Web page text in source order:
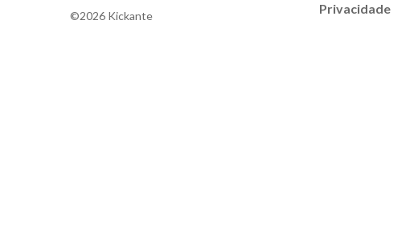
©2026 Kickante
Privacidade